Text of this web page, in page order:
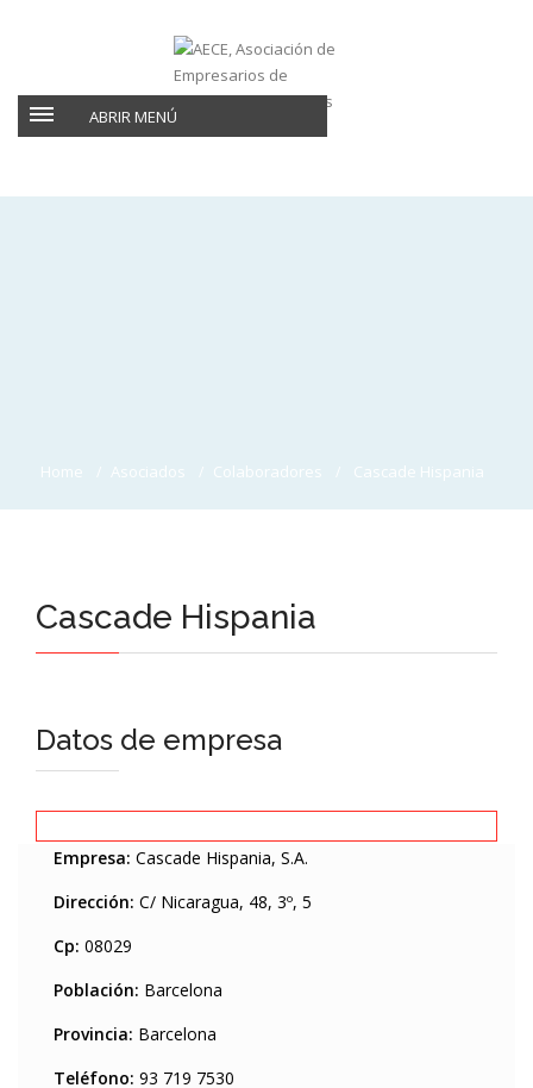
ABRIR MENÚ
Home Asociados Colaboradores Cascade Hispania
Cascade Hispania
Datos de empresa
Empresa: Cascade Hispania, S.A.
Dirección: C/ Nicaragua, 48, 3º, 5
Cp: 08029
Población: Barcelona
Provincia: Barcelona
Teléfono: 93 719 7530